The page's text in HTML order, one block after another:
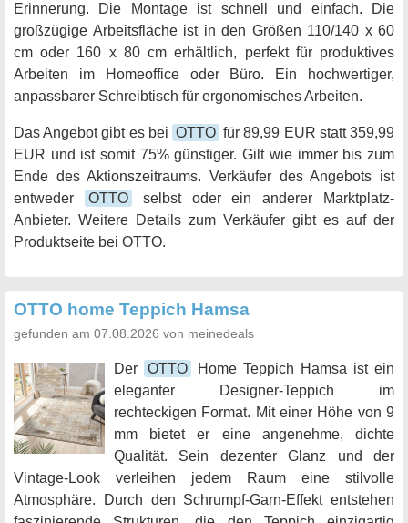
Erinnerung. Die Montage ist schnell und einfach. Die
großzügige Arbeitsfläche ist in den Größen 110/140 x 60
cm oder 160 x 80 cm erhältlich, perfekt für produktives
Arbeiten im Homeoffice oder Büro. Ein hochwertiger,
anpassbarer Schreibtisch für ergonomisches Arbeiten.
Das Angebot gibt es bei OTTO für 89,99 EUR statt 359,99
EUR und ist somit 75% günstiger. Gilt wie immer bis zum
Ende des Aktionszeitraums. Verkäufer des Angebots ist
entweder
OTTO
selbst oder ein anderer Marktplatz-
Anbieter. Weitere Details zum Verkäufer gibt es auf der
Produktseite bei OTTO.
OTTO home Teppich Hamsa
gefunden am 07.08.2026 von meinedeals
Der OTTO
Home Teppich Hamsa ist ein
eleganter Designer-Teppich im
rechteckigen Format. Mit einer Höhe von 9
mm bietet er eine angenehme, dichte
Qualität. Sein dezenter Glanz und der
Vintage-Look verleihen jedem Raum eine stilvolle
Atmosphäre. Durch den Schrumpf-Garn-Effekt entstehen